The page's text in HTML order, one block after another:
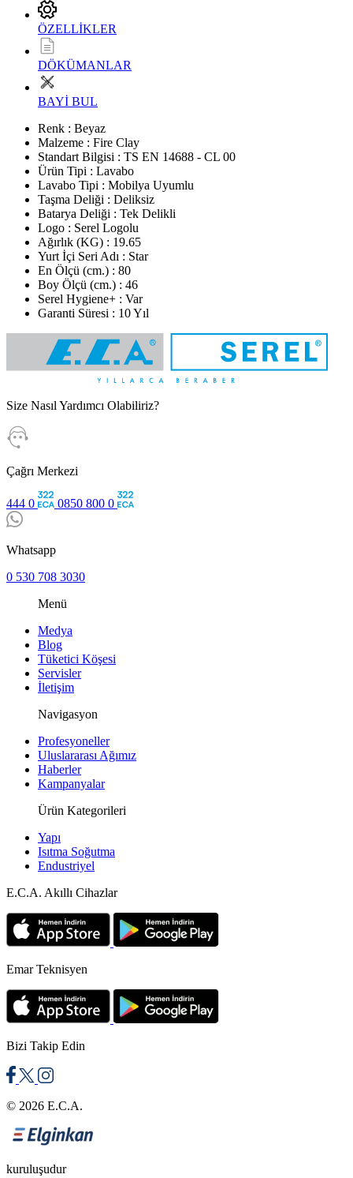
ÖZELLİKLER
DÖKÜMANLAR
BAYİ BUL
Renk : Beyaz
Malzeme : Fire Clay
Standart Bilgisi : TS EN 14688 - CL 00
Ürün Tipi : Lavabo
Lavabo Tipi : Mobilya Uyumlu
Taşma Deliği : Deliksiz
Batarya Deliği : Tek Delikli
Logo : Serel Logolu
Ağırlık (KG) : 19.65
Yurt İçi Seri Adı : Star
En Ölçü (cm.) : 80
Boy Ölçü (cm.) : 46
Serel Hygiene+ : Var
Garanti Süresi : 10 Yıl
Size Nasıl Yardımcı Olabiliriz?
Çağrı Merkezi
444 0 0850 800 0
Whatsapp
0 530 708 3030
Menü
Medya
Blog
Tüketici Köşesi
Servisler
İletişim
Navigasyon
Profesyoneller
Uluslararası Ağımız
Haberler
Kampanyalar
Ürün Kategorileri
Yapı
Isıtma Soğutma
Endustriyel
E.C.A. Akıllı Cihazlar
Emar Teknisyen
Bizi Takip Edin
© 2026 E.C.A.
kuruluşudur